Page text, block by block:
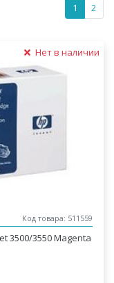
1 2
Нет в наличии
Код товара: 511559
3500/3550 Magenta